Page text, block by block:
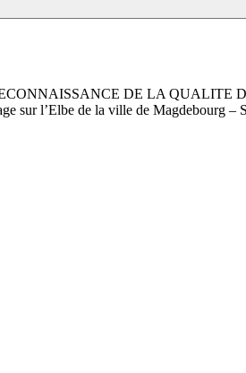
DE LA QUALITE
sur l’Elbe de la ville de Magdebourg